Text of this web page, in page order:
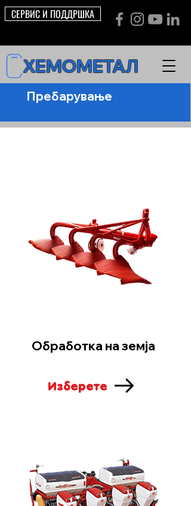
СЕРВИС И ПОДДРШКА
ХЕМОМЕТАЛ
Обработка на земја
Изберете